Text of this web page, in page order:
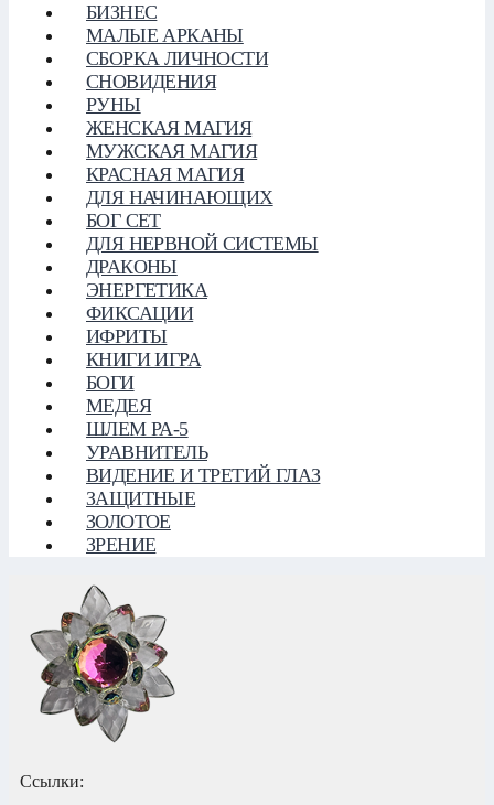
БИЗНЕС
МАЛЫЕ АРКАНЫ
СБОРКА ЛИЧНОСТИ
СНОВИДЕНИЯ
РУНЫ
ЖЕНСКАЯ МАГИЯ
МУЖСКАЯ МАГИЯ
КРАСНАЯ МАГИЯ
ДЛЯ НАЧИНАЮЩИХ
БОГ СЕТ
ДЛЯ НЕРВНОЙ СИСТЕМЫ
ДРАКОНЫ
ЭНЕРГЕТИКА
ФИКСАЦИИ
ИФРИТЫ
КНИГИ ИГРА
БОГИ
МЕДЕЯ
ШЛЕМ РА-5
УРАВНИТЕЛЬ
ВИДЕНИЕ И ТРЕТИЙ ГЛАЗ
ЗАЩИТНЫЕ
ЗОЛОТОЕ
ЗРЕНИЕ
Ссылки: